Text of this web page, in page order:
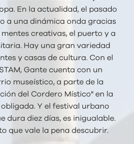
En la actualidad, el pasado
a una dinámica onda gracias
creativas, el puerto y a
Hay una gran variedad
y casas de cultura. Con el
Gante cuenta con un
museístico, a parte de la
del Cordero Místico" en la
Y el festival urbano
dura diez días, es inigualable.
que vale la pena descubrir.